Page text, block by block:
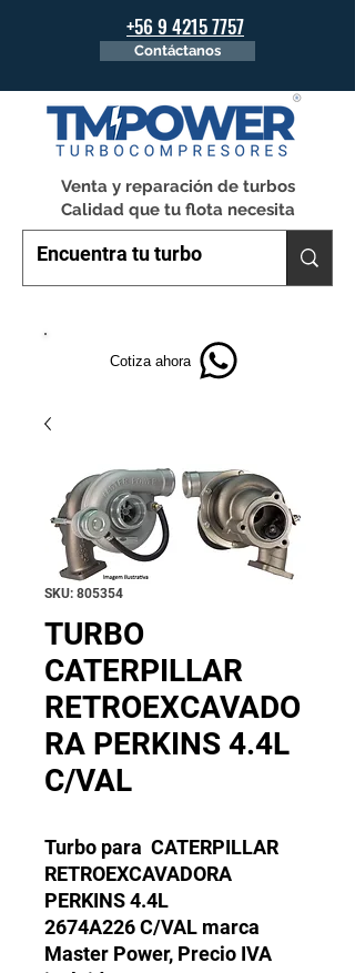
+56 9 4215 7757
Contáctanos
Venta y reparación de turbos
Calidad que tu flota necesita
Cotiza ahora
SKU: 805354
TURBO
CATERPILLAR
RETROEXCAVADO
RA PERKINS 4.4L
C/VAL
Turbo para CATERPILLAR
RETROEXCAVADORA
PERKINS 4.4L
2674A226 C/VAL marca
Master Power, Precio IVA